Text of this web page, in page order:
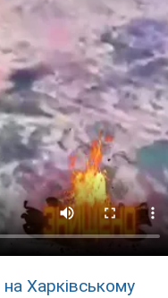
на Харківському